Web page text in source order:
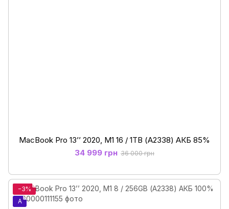
MacBook Pro 13’’ 2020, M1 16 / 1ТB (А2338) АКБ 85%
34 999 грн 36 000 грн
−3%
A